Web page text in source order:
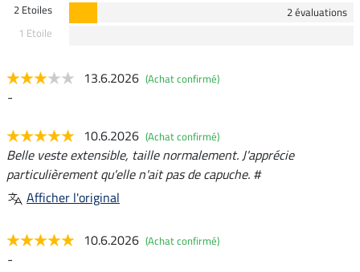
2 Etoiles
2 évaluations
1 Etoile
13.6.2026 (Achat confirmé)
-
10.6.2026 (Achat confirmé)
Belle veste extensible, taille normalement. J'apprécie
particulièrement qu'elle n'ait pas de capuche. #
Afficher l'original
10.6.2026 (Achat confirmé)
-